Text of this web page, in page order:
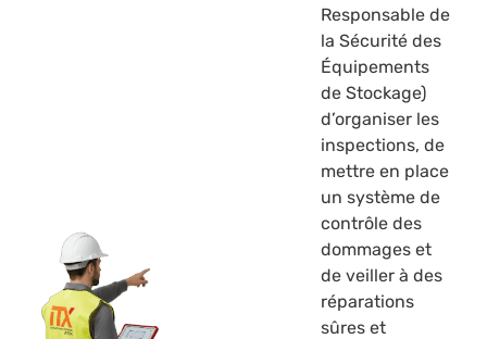
Responsable de
la Sécurité des
Équipements
de Stockage)
d’organiser les
inspections, de
mettre en place
un système de
contrôle des
dommages et
de veiller à des
réparations
sûres et